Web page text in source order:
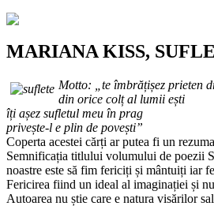
MARIANA KISS,
Motto: „te îmbrățișez prieten
din orice colț al lumii ești
îți așez sufletul meu în prag
privește-l e plin de povești”
Coperta acestei cărți ar putea fi un
Semnificația titlului volumului de poezii
noastre este să fim fericiți și mântuiți iar
Fericirea fiind un ideal al imaginației și
Autoarea nu știe care e natura visărilor